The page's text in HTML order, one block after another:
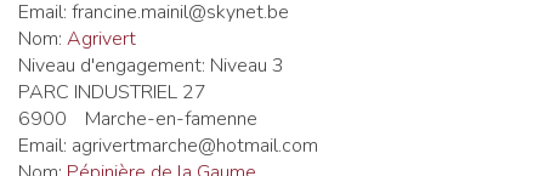
Email: francine.mainil@skynet.be
Nom: Agrivert
Niveau d'engagement: Niveau 3
PARC INDUSTRIEL 27
6900
Marche-en-famenne
Email: agrivertmarche@hotmail.com